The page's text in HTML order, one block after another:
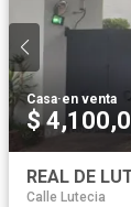
Casa·en venta
$
Calle Lutecia